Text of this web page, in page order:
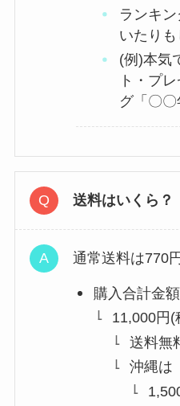
ランキ
いたり
(例)本気
ト・プ
グ「〇〇
送料はいくら？
通常送料は770
購入合計金額
11,000円(
送料無
沖縄は